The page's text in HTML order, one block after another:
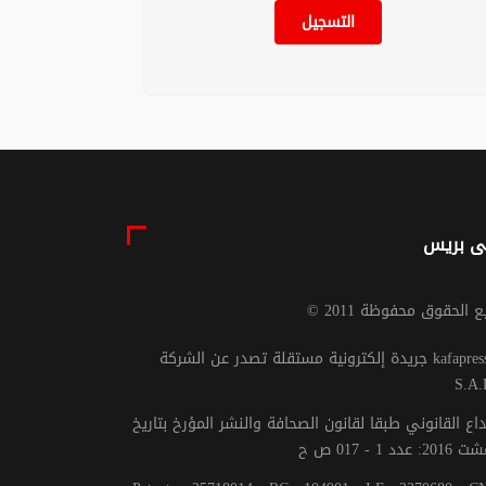
التسجيل
بريس
الحقوق محفوظة 2011
جريدة إلكترونية مستقلة تصدر عن الشركة kafapresse -
القانوني طبقا لقانون الصحافة والنشر المؤرخ بتاريخ